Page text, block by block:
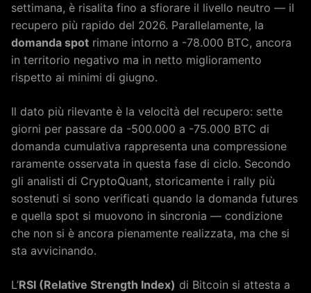
settimana, è risalita fino a sfiorare il livello neutro — il
recupero più rapido del 2026. Parallelamente, la
domanda spot rimane intorno a -78.000 BTC, ancora
in territorio negativo ma in netto miglioramento
rispetto ai minimi di giugno.
Il dato più rilevante è la velocità del recupero: sette
giorni per passare da -500.000 a -75.000 BTC di
domanda cumulativa rappresenta una compressione
raramente osservata in questa fase di ciclo. Secondo
gli analisti di CryptoQuant, storicamente i rally più
sostenuti si sono verificati quando la domanda futures
e quella spot si muovono in sincronia — condizione
che non si è ancora pienamente realizzata, ma che si
sta avvicinando.
L’RSI (Relative Strength Index) di Bitcoin si attesta a